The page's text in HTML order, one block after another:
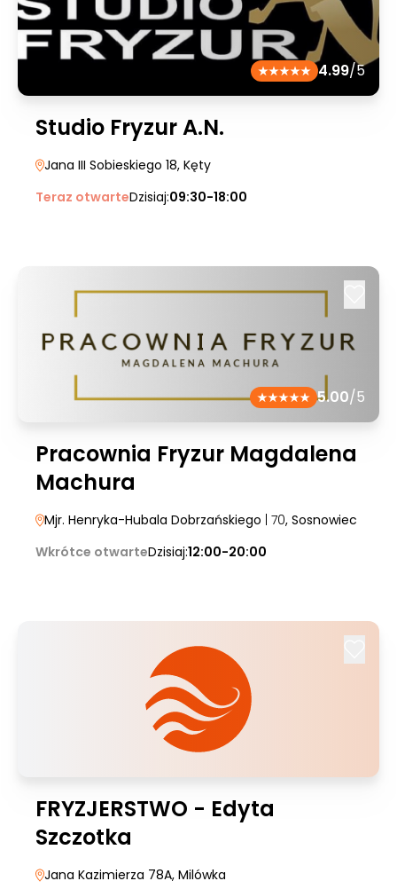
4.99/5
Studio Fryzur A.N.
Jana III Sobieskiego 18, Kęty
Teraz otwarteDzisiaj:09:30-18:00
5.00/5
Pracownia Fryzur Magdalena
Machura
Mjr. Henryka-Hubala Dobrzańskiego | 70, Sosnowiec
Wkrótce otwarteDzisiaj:12:00-20:00
FRYZJERSTWO - Edyta
Szczotka
Jana Kazimierza 78A, Milówka